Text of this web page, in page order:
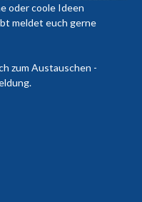
oder coole Ideen
meldet euch gerne
zum Austauschen -